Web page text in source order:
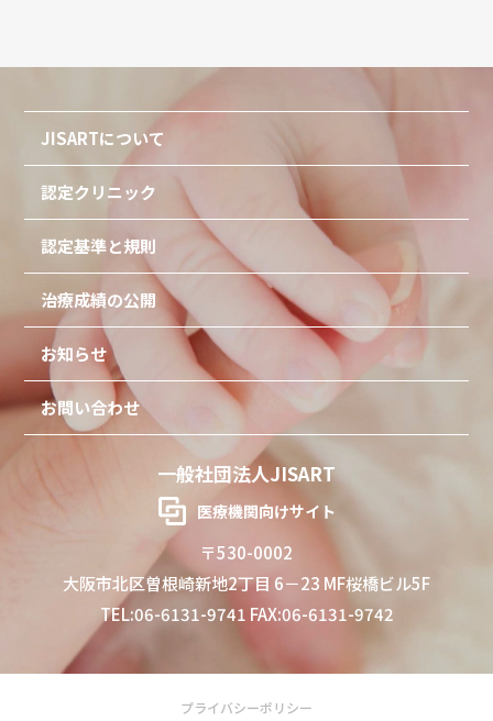
JISARTについて
認定クリニック
認定基準と規則
治療成績の公開
お知らせ
お問い合わせ
一般社団法人JISART
医療機関向けサイト
〒530-0002
大阪市北区曽根崎新地2丁目 6－23 MF桜橋ビル5F
TEL:06-6131-9741 FAX:06-6131-9742
プライバシーポリシー